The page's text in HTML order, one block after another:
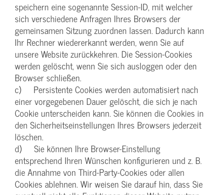
speichern eine sogenannte Session-ID, mit welcher
sich verschiedene Anfragen Ihres Browsers der
gemeinsamen Sitzung zuordnen lassen. Dadurch kann
Ihr Rechner wiedererkannt werden, wenn Sie auf
unsere Website zurückkehren. Die Session-Cookies
werden gelöscht, wenn Sie sich ausloggen oder den
Browser schließen.
c) Persistente Cookies werden automatisiert nach
einer vorgegebenen Dauer gelöscht, die sich je nach
Cookie unterscheiden kann. Sie können die Cookies in
den Sicherheitseinstellungen Ihres Browsers jederzeit
löschen.
d) Sie können Ihre Browser-Einstellung
entsprechend Ihren Wünschen konfigurieren und z. B.
die Annahme von Third-Party-Cookies oder allen
Cookies ablehnen. Wir weisen Sie darauf hin, dass Sie